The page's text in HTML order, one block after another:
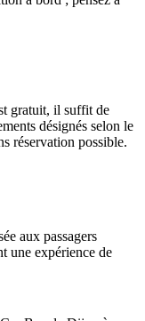
gratuit, il suffit de
désignés selon le
réservation possible.
aux passagers
une expérience de